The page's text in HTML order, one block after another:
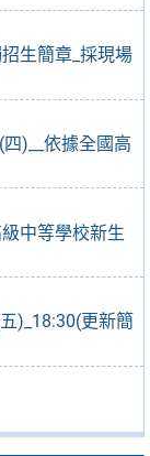
生簡章_採現場
)__依據全國高
中等學校新生
)_18:30(更新簡